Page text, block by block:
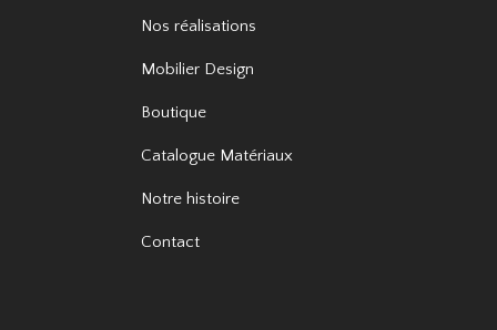
Nos réalisations
Mobilier Design
Boutique
Catalogue Matériaux
Notre histoire
Contact